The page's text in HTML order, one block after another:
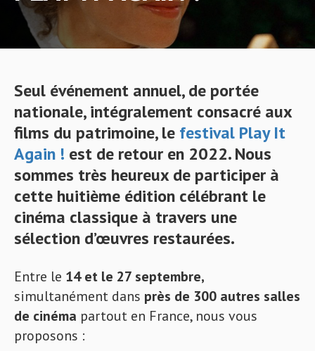
Seul événement annuel, de portée
nationale, intégralement consacré aux
films du patrimoine, le festival Play It
Again ! est de retour en 2022. Nous
sommes très heureux de participer à
cette huitième édition célébrant le
cinéma classique à travers une
sélection d’œuvres restaurées.
Entre le 14 et le 27 septembre,
simultanément dans près de 300 autres salles
de cinéma partout en France, nous vous
proposons :